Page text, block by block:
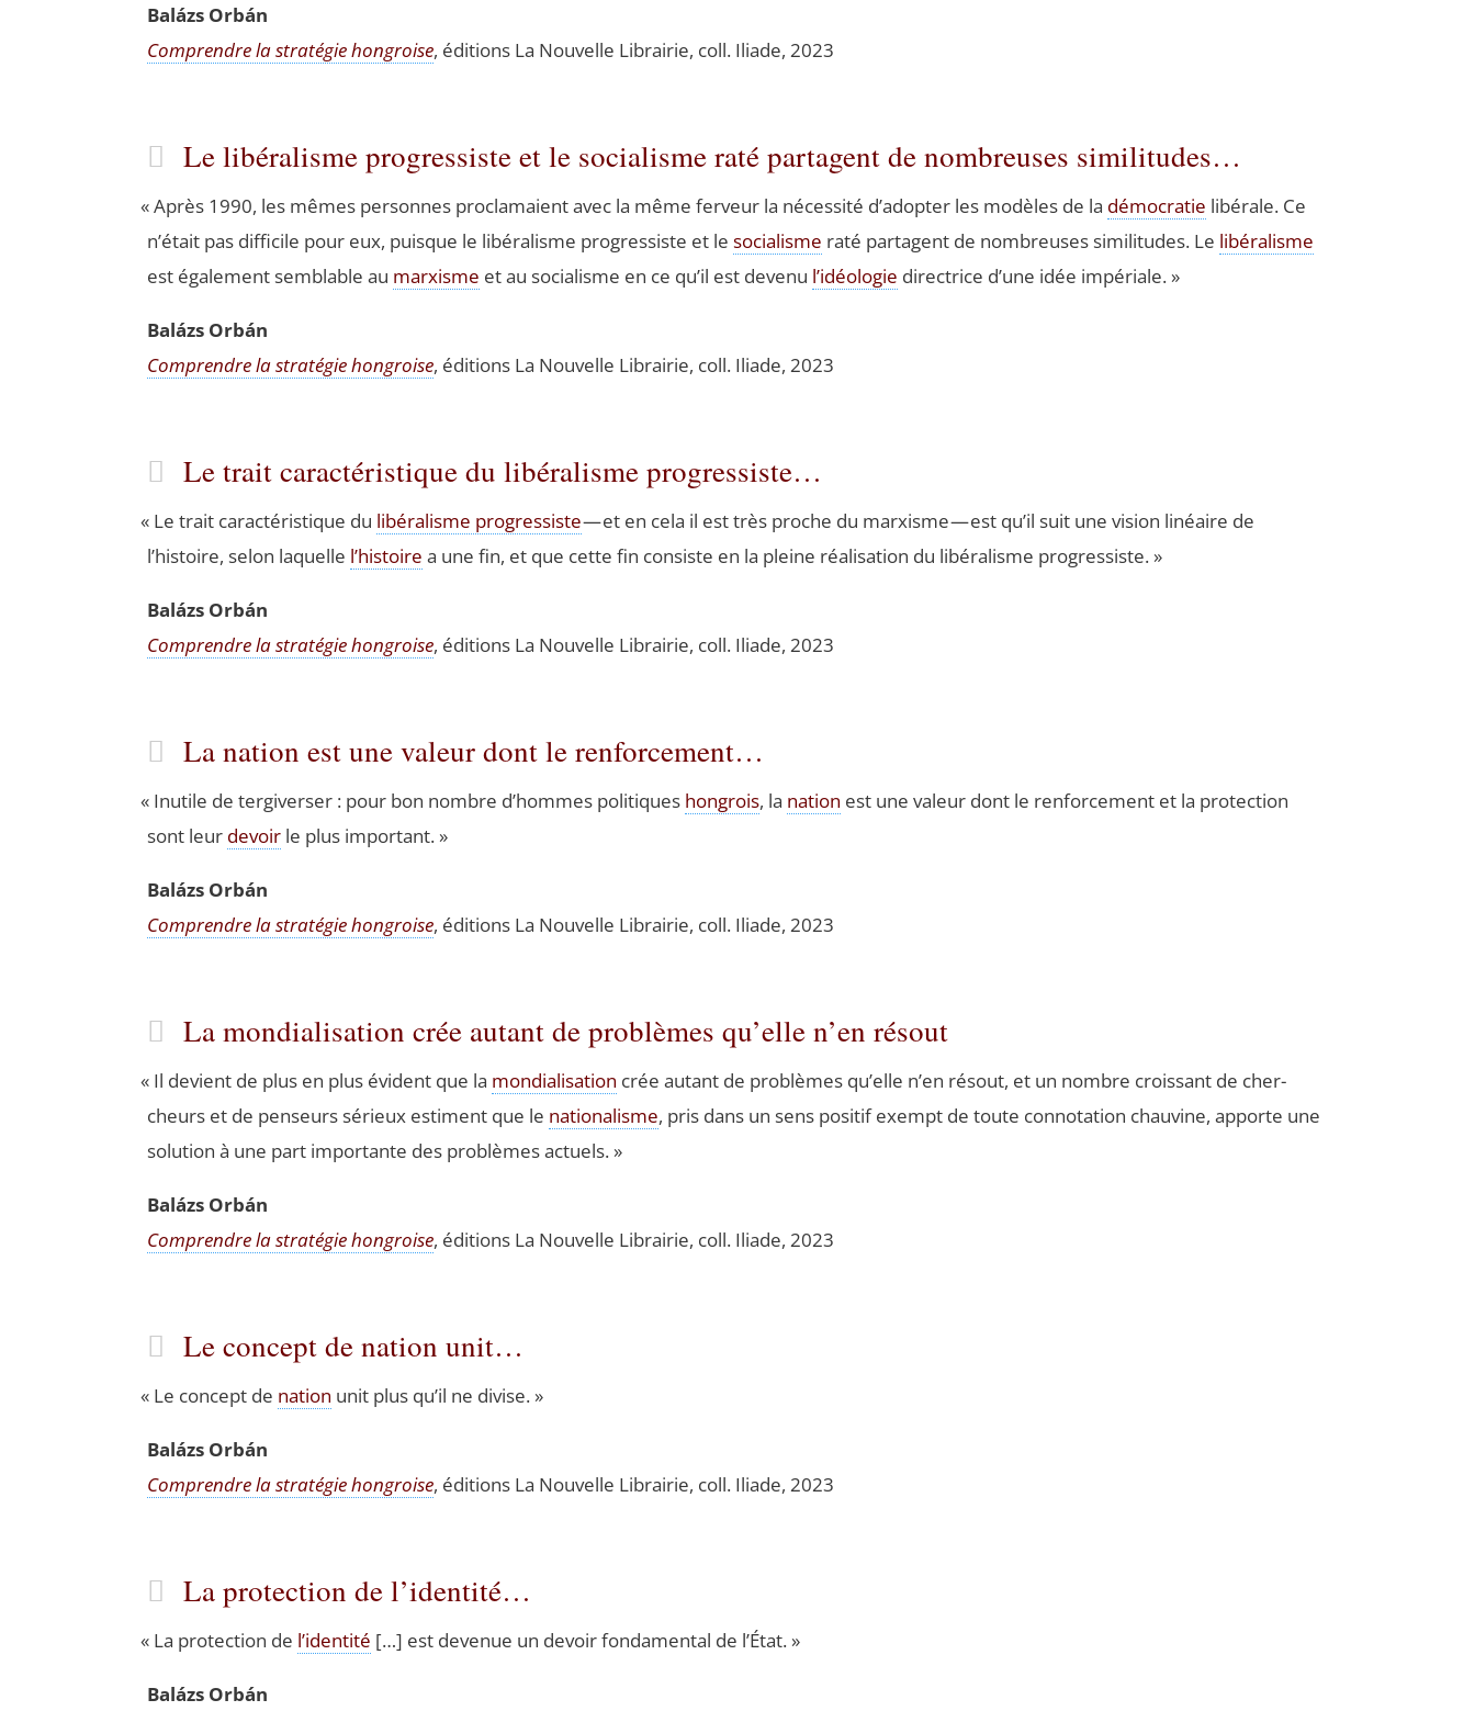
Balázs Orbán
Com­prendre la stra­té­gie hon­groise, édi­tions La Nou­velle Librai­rie, coll. Iliade, 2023
Le libéralisme progressiste et le socialisme raté partagent de nombreuses similitudes…
«Après 1990, les mêmes per­sonnes pro­cla­maient avec la même fer­veur la néces­si­té d’adopter les modèles de la démo­cra­tie libé­rale. Ce
n’était pas dif­fi­cile pour eux, puisque le libé­ra­lisme pro­gres­siste et lesocia­lisme raté par­tagent de nom­breuses simi­li­tudes. Le libé­ra­lisme
est éga­le­ment sem­blable au mar­xisme et au socia­lisme en ce qu’il est deve­nu l’idéologie direc­trice d’une idée impériale. »
Balázs Orbán
Com­prendre la stra­té­gie hon­groise, édi­tions La Nou­velle Librai­rie, coll. Iliade, 2023
Le trait caractéristique du libéralisme progressiste…
«Le trait carac­té­ris­tique du libé­ra­lisme pro­gres­siste— et en cela il est très proche du mar­xisme — est qu’il suit une vision linéaire de
l’histoire, selon laquelle l’histoire a une fin, et que cette fin consiste en la pleine réa­li­sa­tion du libé­ra­lisme progressiste. »
Balázs Orbán
Com­prendre la stra­té­gie hon­groise, édi­tions La Nou­velle Librai­rie, coll. Iliade, 2023
La nation est une valeur dont le renforcement…
«Inutile de ter­gi­ver­ser : pour bon nombre d’hommes poli­tiques hon­grois, la nation est une valeur dont le ren­for­ce­ment et la pro­tec­tion
sont leur devoir le plus important. »
Balázs Orbán
Com­prendre la stra­té­gie hon­groise, édi­tions La Nou­velle Librai­rie, coll. Iliade, 2023
La mondialisation crée autant de problèmes qu’elle n’en résout
«Il devient de plus en plus évident que la mon­dia­li­sa­tion crée autant de pro­blèmes qu’elle n’en résout, et un nombre crois­sant de cher­
cheurs et de pen­seurs sérieux estiment que le natio­na­lisme, pris dans un sens posi­tif exempt de toute conno­ta­tion chau­vine, apporte une
solu­tion à une part impor­tante des pro­blèmes actuels. »
Balázs Orbán
Com­prendre la stra­té­gie hon­groise, édi­tions La Nou­velle Librai­rie, coll. Iliade, 2023
Le concept de nation unit…
«Le concept de nation unit plus qu’il ne divise. »
Balázs Orbán
Com­prendre la stra­té­gie hon­groise, édi­tions La Nou­velle Librai­rie, coll. Iliade, 2023
La protection de l’identité…
«La pro­tec­tion de l’identité […] est deve­nue un devoir fon­da­men­tal de l’État. »
Balázs Orbán